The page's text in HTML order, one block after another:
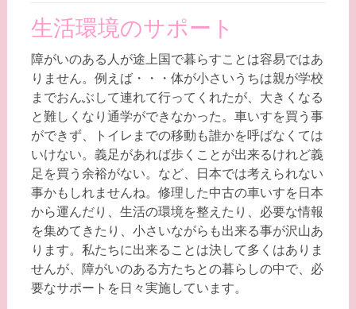
生活環境のサポート
障がいのある人が途上国で暮らすことは容易ではあ
りません。例えば・・・体が小さいうちは親が学校
までおんぶして連れて行ってくれたが、大きくなる
と難しくなり通学ができなかった。車いすを買う事
ができず、トイレまでの移動も誰かを呼ばなくては
いけない。義足があれば歩くことが出来るけれど義
足を買う余裕がない。など、日本では考えられない
事かもしれませんね。修理した中古の車いすを日本
から運んだり、生活の環境を整えたり、必要な情報
を集めてきたり、小さいながらも出来る事が沢山あ
ります。私たちに出来ることは決して多くはありま
せんが、障がいのある方たちとの暮らしの中で、必
要なサポートを日々実施しています。